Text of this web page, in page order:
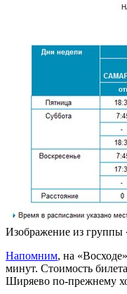
Изображение из
Напомним, на
минут. Стоимость
Ширяево по-прежнему